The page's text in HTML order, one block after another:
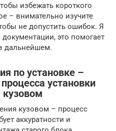
избежать короткого
– внимательно изучите
не допустить ошибок. Я
это помогает
дальнейшем.
по установке –
установки
кузовом
кузовом – процесс
аккуратности и